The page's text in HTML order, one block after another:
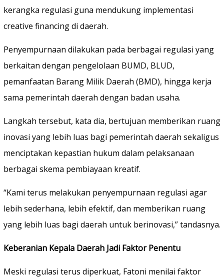
kerangka regulasi guna mendukung implementasi
creative financing di daerah.
Penyempurnaan dilakukan pada berbagai regulasi yang
berkaitan dengan pengelolaan BUMD, BLUD,
pemanfaatan Barang Milik Daerah (BMD), hingga kerja
sama pemerintah daerah dengan badan usaha.
Langkah tersebut, kata dia, bertujuan memberikan ruang
inovasi yang lebih luas bagi pemerintah daerah sekaligus
menciptakan kepastian hukum dalam pelaksanaan
berbagai skema pembiayaan kreatif.
“Kami terus melakukan penyempurnaan regulasi agar
lebih sederhana, lebih efektif, dan memberikan ruang
yang lebih luas bagi daerah untuk berinovasi,” tandasnya.
Keberanian Kepala Daerah Jadi Faktor Penentu
Meski regulasi terus diperkuat, Fatoni menilai faktor